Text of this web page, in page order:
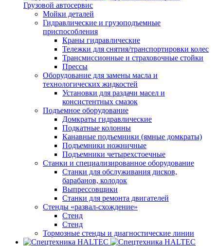
Грузовой автосервис
Мойки деталей
Гидравлические и грузоподъемные
приспособления
Краны гидравлические
Тележки для снятия/транспортировки колес
Трансмиссионные и страховочные стойки
Прессы
Оборудование для замены масла и
технологических жидкостей
Установки для раздачи масел и
консистентных смазок
Подъемное оборудование
Домкраты гидравлические
Подкатные колонны
Канавные подъемники (ямные домкраты)
Подъемники ножничные
Подъемники четырехстоечные
Станки и специализированное оборудование
Станки для обслуживания дисков,
барабанов, колодок
Выпрессовщики
Станки для ремонта двигателей
Стенды «развал-схождение»
Стенд
Стенд
Тормозные стенды и диагностические линии